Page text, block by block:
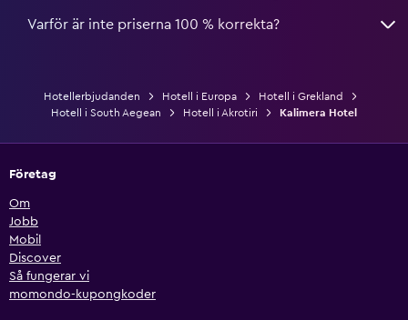
Varför är inte priserna 100 % korrekta?
Hotellerbjudanden Hotell i Europa
Hotell i Grekland
Hotell i South Aegean
Hotell i Akrotiri Kalimera Hotel
Företag
Om
Jobb
Mobil
Discover
Så fungerar vi
momondo-kupongkoder